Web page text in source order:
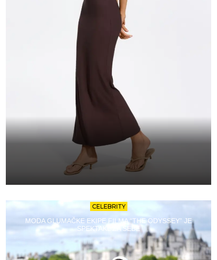
CELEBRITY
MODA GLUMAČKE EKIPE FILMA “THE ODYSSEY” JE
SPEKTAKL ZA SEBE